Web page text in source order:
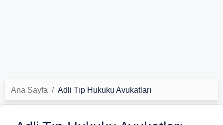
Ana Sayfa Adli Tıp Hukuku Avukatları